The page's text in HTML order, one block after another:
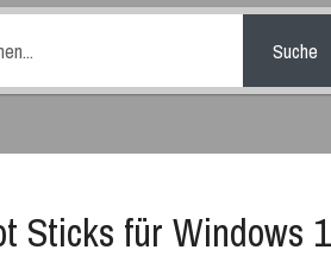
Suche
Sticks für Windows